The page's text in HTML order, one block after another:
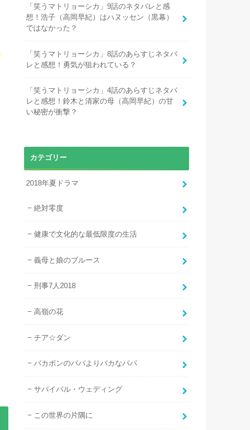
「笑うマトリョーシカ」9話のネタバレと感
想！浩子（高岡早紀）はハヌッセン（黒幕）
ではなかった？
「笑うマトリョーシカ」8話のあらすじネタバ
レと感想！勇気が狙われている？
「笑うマトリョーシカ」4話のあらすじネタバ
レと感想！鈴木と清家の母（高岡早紀）の甘
い秘密が衝撃？
カテゴリー
2018年夏ドラマ
絶対零度
健康で文化的な最低限度の生活
義母と娘のブルース
刑事7人2018
高嶺の花
チア☆ダン
バカボンのパパよりバカなパパ
サバイバル・ウェディング
この世界の片隅に